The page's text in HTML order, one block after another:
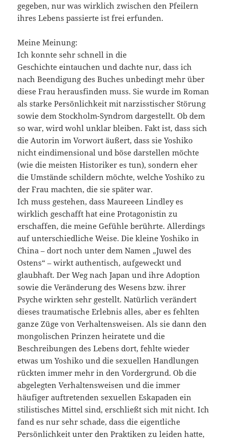
gegeben, nur was wirklich zwischen den Pfeilern
ihres Lebens passierte ist frei erfunden.
Meine Meinung:
Ich konnte sehr schnell in die
Geschichte eintauchen und dachte nur, dass ich
nach Beendigung des Buches unbedingt mehr über
diese Frau herausfinden muss. Sie wurde im Roman
als starke Persönlichkeit mit narzisstischer Störung
sowie dem Stockholm-Syndrom dargestellt. Ob dem
so war, wird wohl unklar bleiben. Fakt ist, dass sich
die Autorin im Vorwort äußert, dass sie Yoshiko
nicht eindimensional und böse darstellen möchte
(wie die meisten Historiker es tun), sondern eher
die Umstände schildern möchte, welche Yoshiko zu
der Frau machten, die sie später war.
Ich muss gestehen, dass Maureeen Lindley es
wirklich geschafft hat eine Protagonistin zu
erschaffen, die meine Gefühle berührte. Allerdings
auf unterschiedliche Weise. Die kleine Yoshiko in
China – dort noch unter dem Namen „Juwel des
Ostens“ – wirkt authentisch, aufgeweckt und
glaubhaft. Der Weg nach Japan und ihre Adoption
sowie die Veränderung des Wesens bzw. ihrer
Psyche wirkten sehr gestellt. Natürlich verändert
dieses traumatische Erlebnis alles, aber es fehlten
ganze Züge von Verhaltensweisen. Als sie dann den
mongolischen Prinzen heiratete und die
Beschreibungen des Lebens dort, fehlte wieder
etwas um Yoshiko und die sexuellen Handlungen
rückten immer mehr in den Vordergrund. Ob die
abgelegten Verhaltensweisen und die immer
häufiger auftretenden sexuellen Eskapaden ein
stilistisches Mittel sind, erschließt sich mit nicht. Ich
fand es nur sehr schade, dass die eigentliche
Persönlichkeit unter den Praktiken zu leiden hatte,